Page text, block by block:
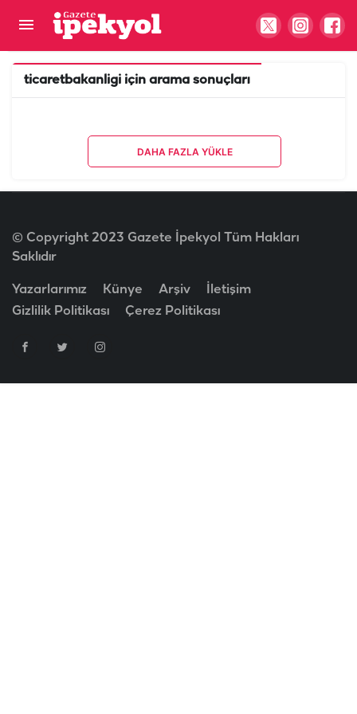
ticaretbakanligi için arama sonuçları
DAHA FAZLA YÜKLE
© Copyright 2023 Gazete İpekyol Tüm Hakları
Saklıdır
Yazarlarımız Künye Arşiv
İletişim
Gizlilik Politikası
Çerez Politikası